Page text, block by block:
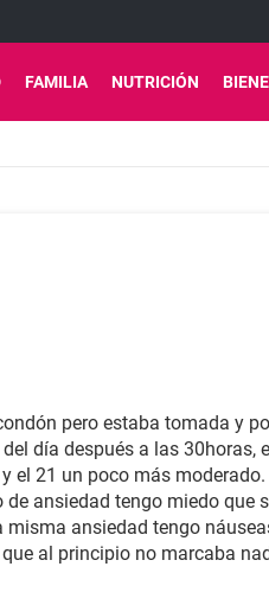
FAMILIA NUTRICIÓN
pero estaba tomada y
día después a las 30horas,
el 21 un poco más
ansiedad tengo miedo que
ansiedad tengo
al principio no marcaba